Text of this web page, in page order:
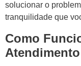
solucionar o
tranquilidade que
Como
Atendimento